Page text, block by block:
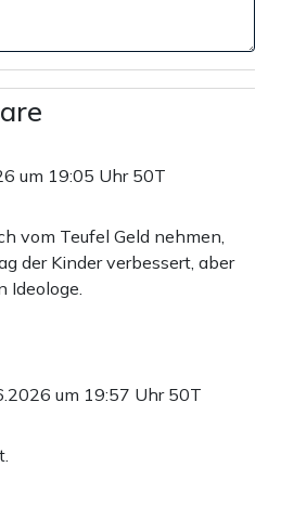
um 19:05 Uhr 50T
vom Teufel Geld nehmen,
der Kinder verbessert, aber
Ideologe.
um 19:57 Uhr 50T